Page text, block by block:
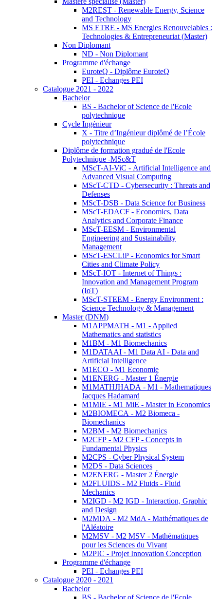
M2REST - Renewable Energy, Science
and Technology
MS ETRE - MS Energies Renouvelables :
Technologies & Entrepreneuriat (Master)
Non Diplomant
ND - Non Diplomant
Programme d'échange
EuroteQ - Diplôme EuroteQ
PEI - Echanges PEI
Catalogue 2021 - 2022
Bachelor
BS - Bachelor of Science de l'Ecole
polytechnique
Cycle Ingénieur
X - Titre d’Ingénieur diplômé de l’École
polytechnique
Diplôme de formation gradué de l'Ecole
Polytechnique -MSc&T
MScT-AI-ViC - Artificial Intelligence and
Advanced Visual Computing
MScT-CTD - Cybersecurity : Threats and
Defenses
MScT-DSB - Data Science for Business
MScT-EDACF - Economics, Data
Analytics and Corporate Finance
MScT-EESM - Environmental
Engineering and Sustainability
Management
MScT-ESCLiP - Economics for Smart
Cities and Climate Policy
MScT-IOT - Internet of Things :
Innovation and Management Program
(IoT)
MScT-STEEM - Energy Environment :
Science Technology & Management
Master (DNM)
M1APPMATH - M1 - Applied
Mathematics and statistics
M1BM - M1 Biomechanics
M1DATAAI - M1 Data AI - Data and
Artificial Intelligence
M1ECO - M1 Economie
M1ENERG - Master 1 Énergie
M1MATHJHADA - M1 - Mathematiques
Jacques Hadamard
M1MIE - M1 MiE - Master in Economics
M2BIOMECA - M2 Biomeca -
Biomechanics
M2BM - M2 Biomechanics
M2CFP - M2 CFP - Concepts in
Fundamental Physics
M2CPS - Cyber Physical System
M2DS - Data Sciences
M2ENERG - Master 2 Énergie
M2FLUIDS - M2 Fluids - Fluid
Mechanics
M2IGD - M2 IGD - Interaction, Graphic
and Design
M2MDA - M2 MdA - Mathématiques de
l'Aléatoire
M2MSV - M2 MSV - Mathématiques
pour les Sciences du Vivant
M2PIC - Projet Innovation Conception
Programme d'échange
PEI - Echanges PEI
Catalogue 2020 - 2021
Bachelor
BS - Bachelor of Science de l'Ecole